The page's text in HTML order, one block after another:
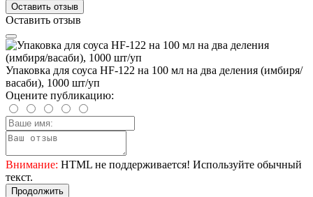
Оставить отзыв
Оставить отзыв
Упаковка для соуса HF-122 на 100 мл на два деления (имбиря/
васаби), 1000 шт/уп
Оцените публикацию:
Внимание: HTML не поддерживается! Используйте обычный
текст.
Продолжить